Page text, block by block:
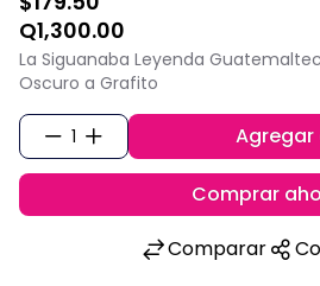
Q1,300.00
La Siguanaba Leyenda
Oscuro a Grafito
1
Comprar
Comparar